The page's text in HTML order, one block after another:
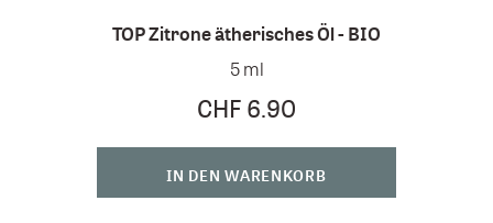
TOP Zitrone ätherisches Öl - BIO
5 ml
CHF 6.90
IN DEN WARENKORB